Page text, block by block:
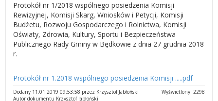
Protokół nr 1/2018 wspólnego posiedzenia Komisji
Rewizyjnej, Komisji Skarg, Wniosków i Petycji, Komisji
Budżetu, Rozwoju Gospodarczego i Rolnictwa, Komisji
Oświaty, Zdrowia, Kultury, Sportu i Bezpieczeństwa
Publicznego Rady Gminy w Będkowie z dnia 27 grudnia 2018
r.
Protokół nr 1.2018 wspólnego posiedzenia Komisji .....pdf
Wyświetlony: 2298
Dodany 11.01.2019 09:53:58 przez Krzysztof Jabłoński
Autor dokumentu Krzysztof Jabłoński